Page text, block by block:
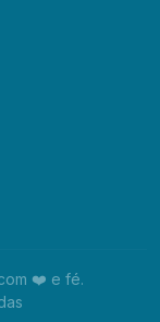
❤️ e fé.